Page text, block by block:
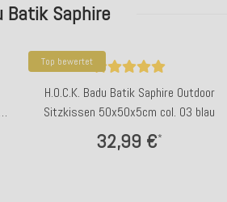
Batik Saphire
Top bewertet
H.O.C.K. Badu Batik Saphire Outdoor
Sitzkissen 50x50x5cm col. 03 blau
32,99 €*